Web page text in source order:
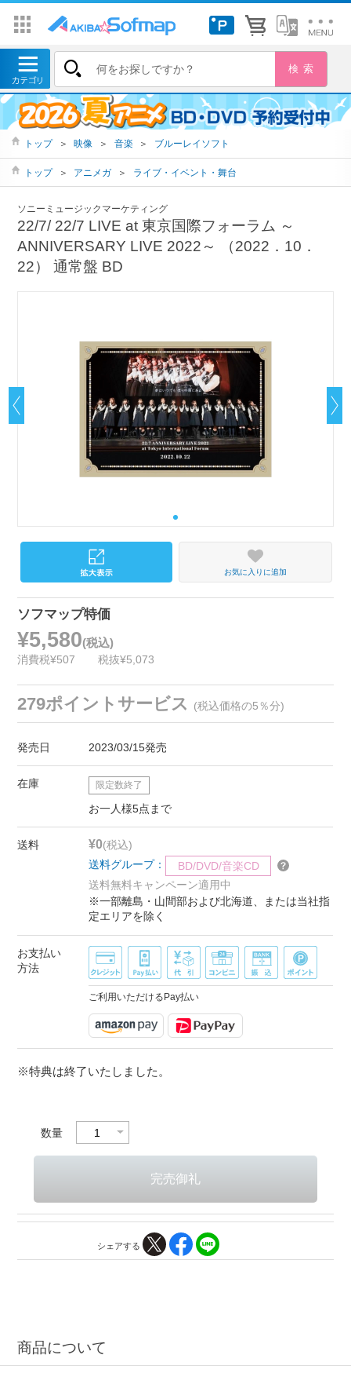
トップ ＞ 映像 ＞ 音楽 ＞ ブルーレイソフト
トップ ＞ アニメガ ＞ ライブ・イベント・舞台
ソニーミュージックマーケティング
22/7/ 22/7 LIVE at 東京国際フォーラム ～
ANNIVERSARY LIVE 2022～ （2022．10．
22） 通常盤 BD
お気に入りに追加
ソフマップ特価
¥5,580(税込)
消費税¥507 税抜¥5,073
279ポイントサービス (税込価格の5％分)
発売日 2023/03/15発売
在庫 限定数終了
お一人様5点まで
送料 ¥0(税込)
送料グループ：
BD/DVD/音楽CD
送料無料キャンペーン適用中
※一部離島・山間部および北海道、または当社指
定エリアを除く
お支払い
方法
ご利用いただけるPay払い
※特典は終了いたしました。
数量
シェアする
商品について